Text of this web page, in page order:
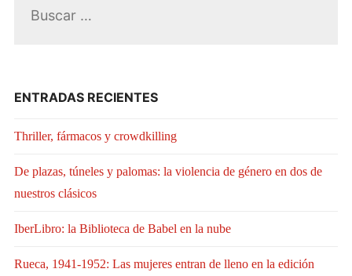
ENTRADAS RECIENTES
Thriller, fármacos y crowdkilling
De plazas, túneles y palomas: la violencia de género en dos de
nuestros clásicos
IberLibro: la Biblioteca de Babel en la nube
Rueca, 1941-1952: Las mujeres entran de lleno en la edición